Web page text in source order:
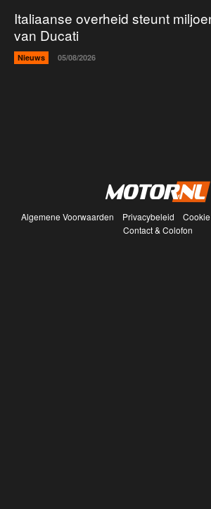
Italiaanse overheid steunt
van Ducati
Nieuws 05/08/2026
Algemene Voorwaarden Privacybeleid
Contact & Colofon